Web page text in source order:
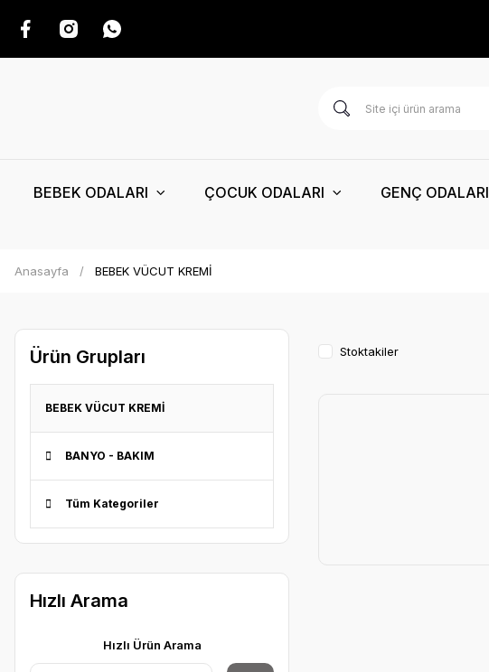
BEBEK ODALARI ÇOCUK ODALARI GENÇ ODALARI
Anasayfa BEBEK VÜCUT KREMİ
Ürün Grupları
BEBEK VÜCUT KREMİ
BANYO - BAKIM
Tüm Kategoriler
Hızlı Arama
Hızlı Ürün Arama
Stoktakiler